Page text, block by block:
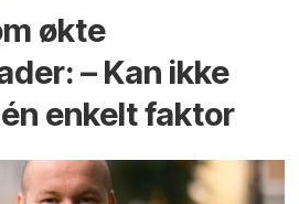
økte
– Kan ikke
enkelt faktor